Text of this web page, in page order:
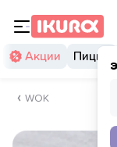
Акции Пицца
WOK